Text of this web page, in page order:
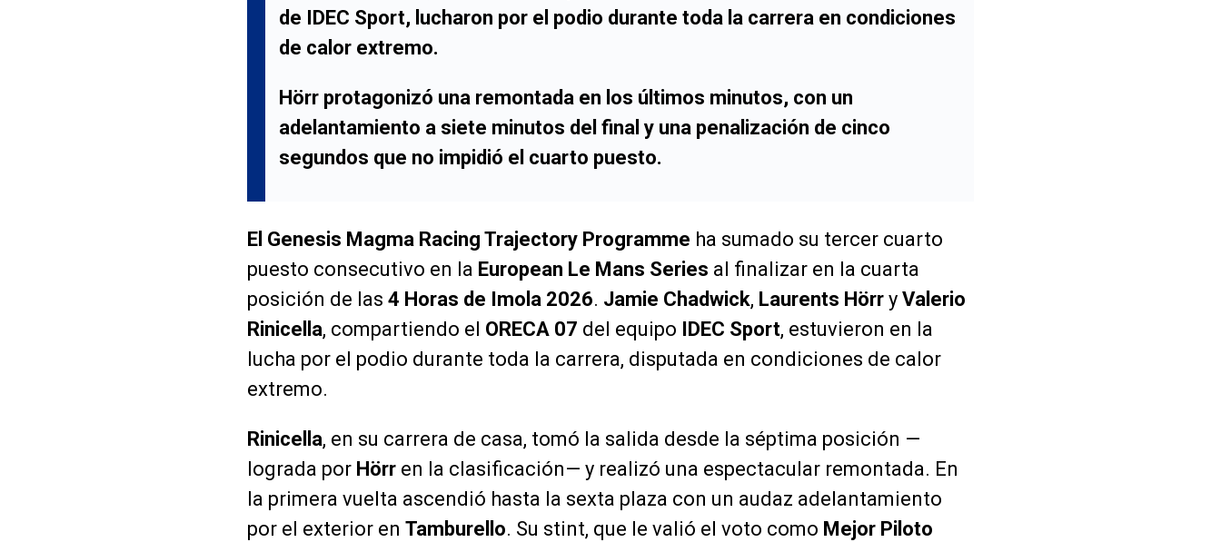
de IDEC Sport, lucharon por el podio durante toda la carrera en condiciones
de calor extremo.
Hörr protagonizó una remontada en los últimos minutos, con un
adelantamiento a siete minutos del final y una penalización de cinco
segundos que no impidió el cuarto puesto.
El Genesis Magma Racing Trajectory Programme ha sumado su tercer cuarto
puesto consecutivo en la European Le Mans Series al finalizar en la cuarta
posición de las 4 Horas de Imola 2026. Jamie Chadwick, Laurents Hörr y Valerio
Rinicella, compartiendo el ORECA 07 del equipo IDEC Sport, estuvieron en la
lucha por el podio durante toda la carrera, disputada en condiciones de calor
extremo.
Rinicella, en su carrera de casa, tomó la salida desde la séptima posición —
lograda por Hörr en la clasificación— y realizó una espectacular remontada. En
la primera vuelta ascendió hasta la sexta plaza con un audaz adelantamiento
por el exterior en Tamburello. Su stint, que le valió el voto como Mejor Piloto